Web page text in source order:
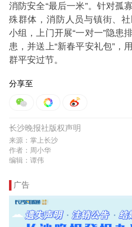
消防安全“最后一米”。针对孤
殊群体，消防人员与镇街、
小组，上门开展“一对一”隐患
患，并送上“新春平安礼包”，
群平安过节。
分享至
长沙晚报社版权声明
来源：掌上长沙
作者：周小华
编辑：谭伟
广告